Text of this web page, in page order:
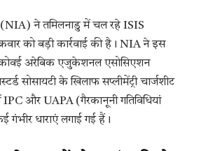
(NIA) ने तमिलनाडु में चल रहे ISIS
को बड़ी कार्रवाई की है। NIA ने इस
अरेबिक एजुकेशनल एसोसिएशन
सोसायटी के खिलाफ सप्लीमेंट्री चार्जशीट
IPC और UAPA (गैरकानूनी गतिविधियां
गंभीर धाराएं लगाई गई हैं।